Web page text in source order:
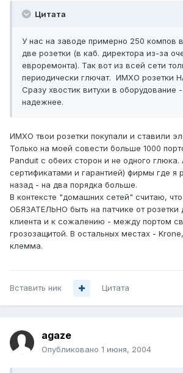
Цитата
У нас на заводе примерно 250 компов
две розетки (в каб. директора из-за
евроремонта). Так вот из всей сети
периодически глючат. ИМХО розетки
Сразу хвостик витухи в оборудование
надежнее.
ИМХО твои розетки покупали и ставили
Только на моей совести больше 1000
Panduit с обеих сторон и не одного глюка.
сертификатами и гарантией) фирмы где я
назад - на два порядка больше.
В контексте "домашних сетей" считаю,
ОБЯЗАТЕЛЬНО быть на патчике от розетки
клиента и к сожалению - между портом
грозозащитой. В остальных местах -
клемма.
Вставить ник Цитата
agaze
Опубликовано 1 июня, 2004